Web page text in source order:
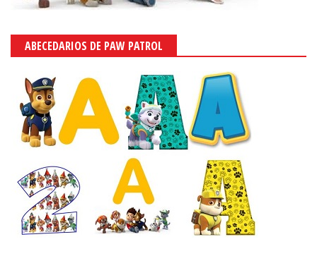
ABECEDARIOS DE PAW PATROL